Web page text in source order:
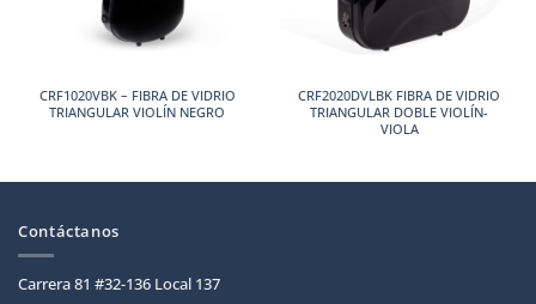
CRF1020VBK – FIBRA DE VIDRIO
TRIANGULAR VIOLÍN NEGRO
CRF2020DVLBK FIBRA DE VIDRIO
TRIANGULAR DOBLE VIOLÍN-
VIOLA
Contáctanos
Carrera 81 #32-136 Local 137